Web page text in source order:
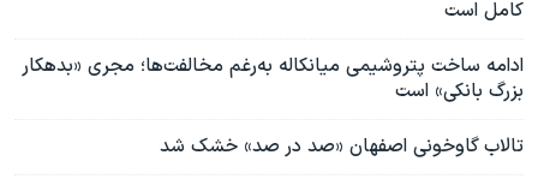
کامل است
ادامه ساخت پتروشیمی میانکاله به‌رغم مخالفت‌ها؛ مجری «بدهکار
بزرگ بانکی» است
تالاب گاوخونی اصفهان «صد در صد» خشک شد